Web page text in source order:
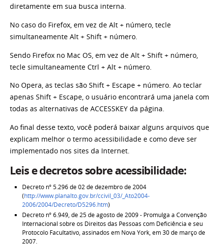
diretamente em sua busca interna.
No caso do Firefox, em vez de Alt + número, tecle
simultaneamente Alt + Shift + número.
Sendo Firefox no Mac OS, em vez de Alt + Shift + número,
tecle simultaneamente Ctrl + Alt + número.
No Opera, as teclas são Shift + Escape + número. Ao teclar
apenas Shift + Escape, o usuário encontrará uma janela com
todas as alternativas de ACCESSKEY da página.
Ao final desse texto, você poderá baixar alguns arquivos que
explicam melhor o termo acessibilidade e como deve ser
implementado nos sites da Internet.
Leis e decretos sobre acessibilidade:
Decreto nº 5.296 de 02 de dezembro de 2004
(http://www.planalto.gov.br/ccivil_03/_Ato2004-
2006/2004/Decreto/D5296.htm)
Decreto nº 6.949, de 25 de agosto de 2009 - Promulga a Convenção
Internacional sobre os Direitos das Pessoas com Deficiência e seu
Protocolo Facultativo, assinados em Nova York, em 30 de março de
2007.